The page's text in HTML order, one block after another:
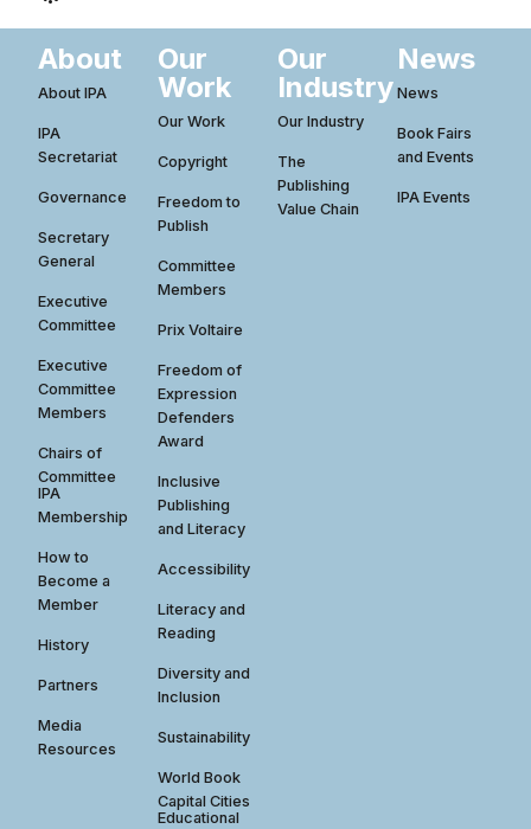
About
About IPA
IPA
Secretariat
Governance
Secretary
General
Executive
Committee
Executive
Committee
Members
Chairs of
Committee
IPA
Membership
How to
Become a
Member
History
Partners
Media
Resources
Our
Work
Our Work
Copyright
Freedom to
Publish
Committee
Members
Prix Voltaire
Freedom of
Expression
Defenders
Award
Inclusive
Publishing
and Literacy
Accessibility
Literacy and
Reading
Diversity and
Inclusion
Sustainability
World Book
Capital Cities
Educational
Our
Industry
Our Industry
The
Publishing
Value Chain
News
News
Book Fairs
and Events
IPA Events